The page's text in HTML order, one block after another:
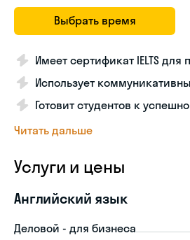
Выбрать время
Имеет сертификат IELTS
Использует
Готовит студентов к
Читать дальше
Услуги и цены
Английский язык
Деловой - для бизнеса